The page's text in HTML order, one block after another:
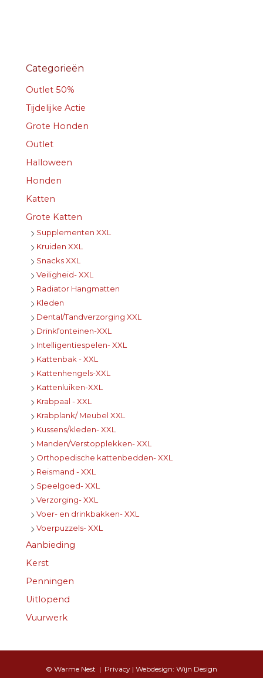
Categorieën
Outlet 50%
Tijdelijke Actie
Grote Honden
Outlet
Halloween
Honden
Katten
Grote Katten
Supplementen XXL
Kruiden XXL
Snacks XXL
Veiligheid- XXL
Radiator Hangmatten
Kleden
Dental/Tandverzorging XXL
Drinkfonteinen-XXL
Intelligentiespelen- XXL
Kattenbak - XXL
Kattenhengels-XXL
Kattenluiken-XXL
Krabpaal - XXL
Krabplank/ Meubel XXL
Kussens/kleden- XXL
Manden/Verstopplekken- XXL
Orthopedische kattenbedden- XXL
Reismand - XXL
Speelgoed- XXL
Verzorging- XXL
Voer- en drinkbakken- XXL
Voerpuzzels- XXL
Aanbieding
Kerst
Penningen
Uitlopend
Vuurwerk
© Warme Nest | Privacy | Webdesign: Wijn Design